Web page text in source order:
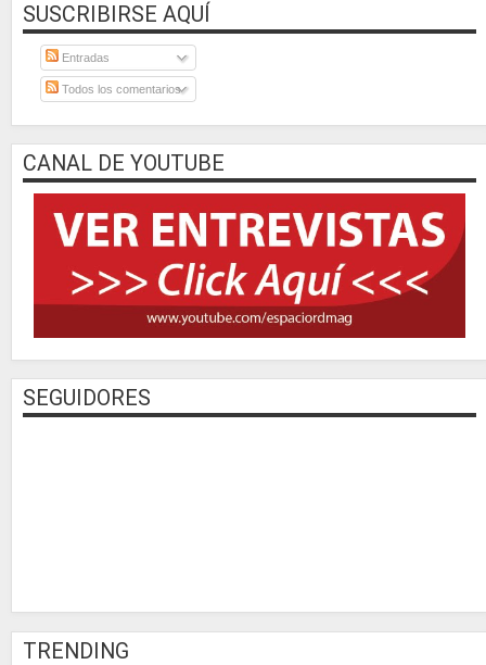
SUSCRIBIRSE AQUÍ
Entradas
Todos los comentarios
CANAL DE YOUTUBE
SEGUIDORES
TRENDING